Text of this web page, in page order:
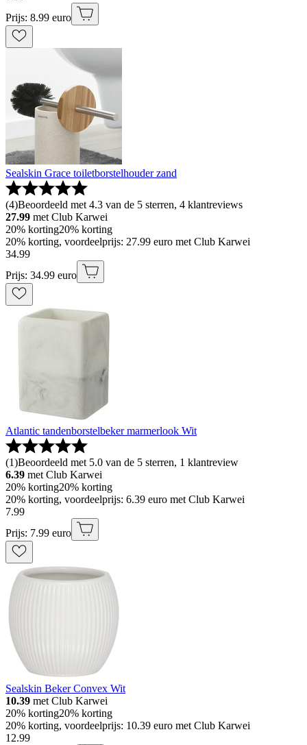
Prijs: 8.99 euro
Sealskin Grace toiletborstelhouder zand
(4)Beoordeeld met 4.3 van de 5 sterren, 4 klantreviews
27.99 met Club Karwei
20% korting20% korting
20% korting, voordeelprijs: 27.99 euro met Club Karwei
34.99
Prijs: 34.99 euro
Atlantic tandenborstelbeker marmerlook Wit
(1)Beoordeeld met 5.0 van de 5 sterren, 1 klantreview
6.39 met Club Karwei
20% korting20% korting
20% korting, voordeelprijs: 6.39 euro met Club Karwei
7.99
Prijs: 7.99 euro
Sealskin Beker Convex Wit
10.39 met Club Karwei
20% korting20% korting
20% korting, voordeelprijs: 10.39 euro met Club Karwei
12.99